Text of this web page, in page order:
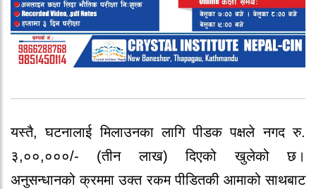
यस्तै, घटनालाई मिलाउनका लागि पीडक पक्षले नगद रु.
३,००,०००/- (तीन लाख) दिएको खुलेको छ।
अनुसन्धानको क्रममा उक्त रकम पीडितकी आमाको साथबाट